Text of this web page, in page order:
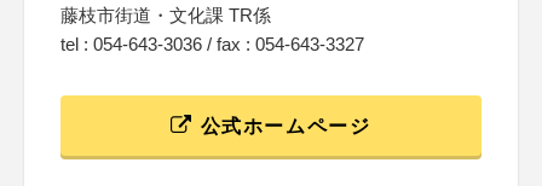
藤枝市街道・文化課 TR係
tel : 054-643-3036 / fax : 054-643-3327
公式ホームページ